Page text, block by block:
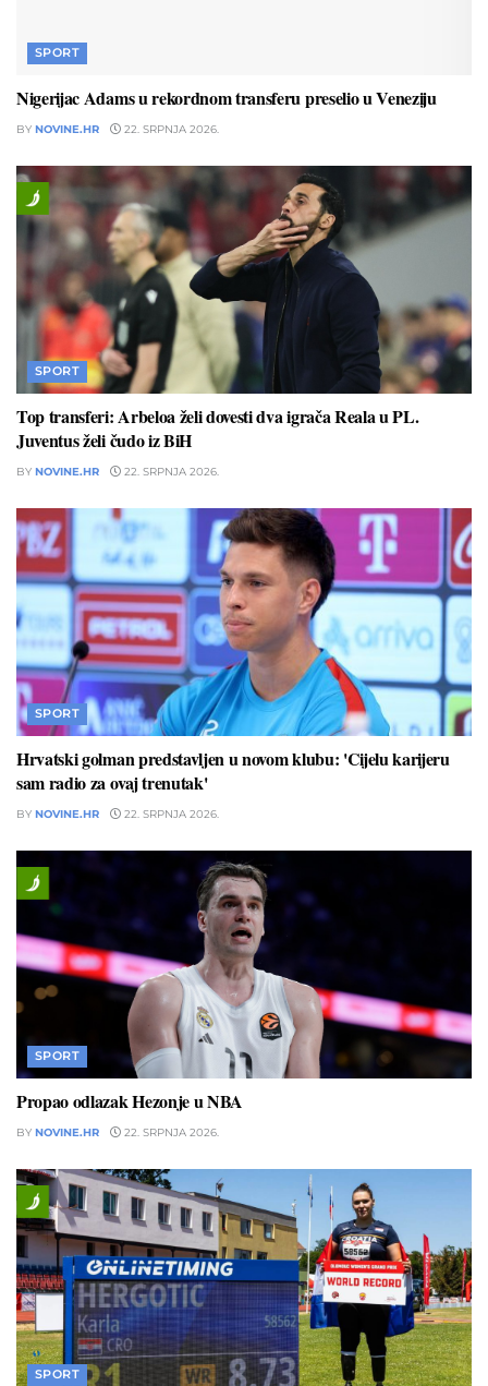
SPORT
Nigerijac Adams u rekordnom transferu preselio u Veneziju
BY NOVINE.HR 22. SRPNJA 2026.
SPORT
Top transferi: Arbeloa želi dovesti dva igrača Reala u PL.
Juventus želi čudo iz BiH
BY NOVINE.HR 22. SRPNJA 2026.
SPORT
Hrvatski golman predstavljen u novom klubu: 'Cijelu karijeru
sam radio za ovaj trenutak'
BY NOVINE.HR 22. SRPNJA 2026.
SPORT
Propao odlazak Hezonje u NBA
BY NOVINE.HR 22. SRPNJA 2026.
SPORT